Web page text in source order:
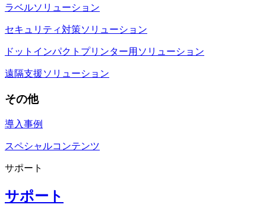
ラベルソリューション
セキュリティ対策ソリューション
ドットインパクトプリンター用ソリューション
遠隔支援ソリューション
その他
導入事例
スペシャルコンテンツ
サポート
サポート